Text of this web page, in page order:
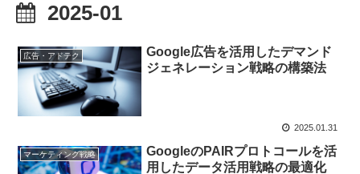
2025-01
広告・アドテク
Google広告を活用したデマンド
ジェネレーション戦略の構築法
2025.01.31
マーケティング戦略
GoogleのPAIRプロトコールを活
用したデータ活用戦略の最適化